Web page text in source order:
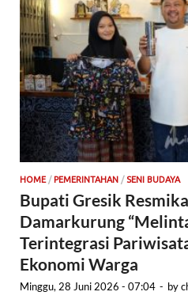
HOME / PEMERINTAHAN / SENI BUDAYA
Bupati Gresik
Damarkurung
Terintegrasi
Ekonomi Warga
Minggu, 28 Juni 2026 - 07:04 - by